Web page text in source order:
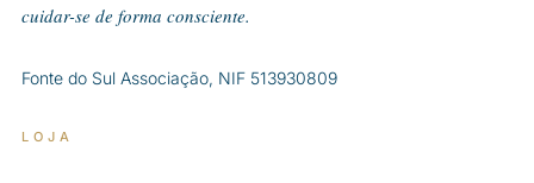
cuidar-se de forma consciente.
Fonte do Sul Associação, NIF 513930809
LOJA